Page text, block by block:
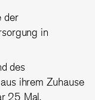
der
in
des
ihrem Zuhause
25 Mal.